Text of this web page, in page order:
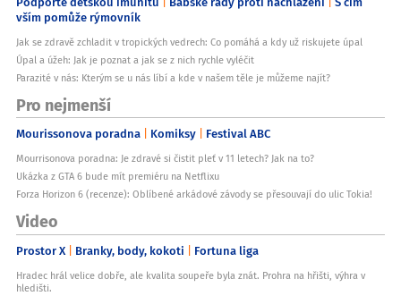
vším pomůže rýmovník
Jak se zdravě zchladit v tropických vedrech: Co pomáhá a kdy už riskujete úpal
Úpal a úžeh: Jak je poznat a jak se z nich rychle vyléčit
Parazité v nás: Kterým se u nás líbí a kde v našem těle je můžeme najít?
Pro nejmenší
Mourissonova poradna Komiksy Festival ABC
Mourrisonova poradna: Je zdravé si čistit pleť v 11 letech? Jak na to?
Ukázka z GTA 6 bude mít premiéru na Netflixu
Forza Horizon 6 (recenze): Oblíbené arkádové závody se přesouvají do ulic Tokia!
Video
Prostor X Branky, body, kokoti Fortuna liga
Hradec hrál velice dobře, ale kvalita soupeře byla znát. Prohra na hřišti, výhra v
hledišti.